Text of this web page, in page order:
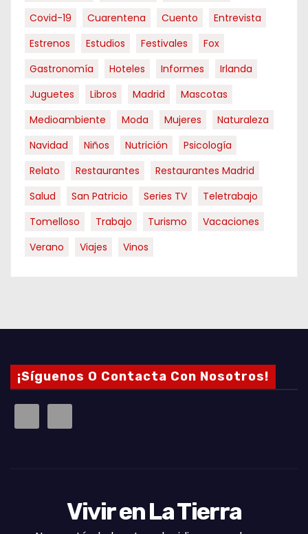
Covid-19
Cuarentena Cuento
Entrevista
Estrenos
Estudios Festivales
Fox
Gastronomía
Hoteles Informes
Irlanda
Juguetes
Libros Madrid
Mascotas
Medioambiente
Moda Mujeres
Naturaleza
Navidad
Niños Nutrición
Psicología
Relato
Restaurantes
Restaurantes Madrid
Salud
San Patricio Series TV
Teletrabajo
Tomelloso
Trabajo Turismo
Vacaciones
Verano
Viajes Vinos
¡Síguenos O Contacta Con Nosotros!
Vivir en La Tierra